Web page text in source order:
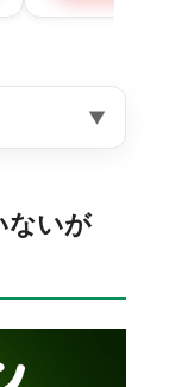
ないが